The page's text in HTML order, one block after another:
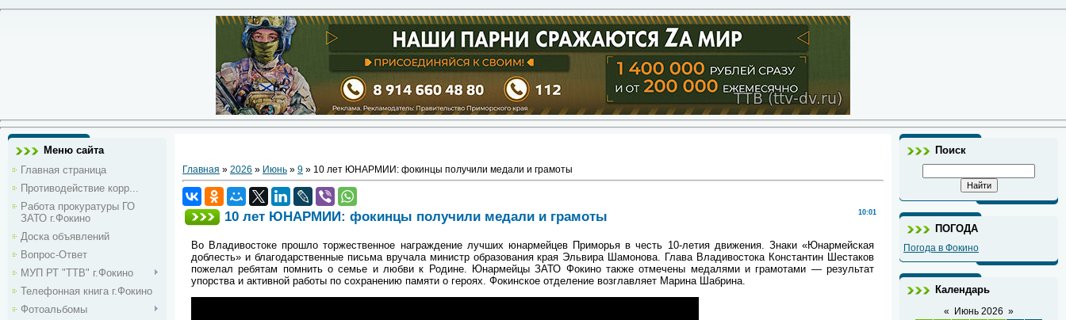
Меню сайта
Главная страница
Противодействие корр...
Работа прокуратуры ГО
ЗАТО г.Фокино
Доска объявлений
Вопрос-Ответ
МУП РТ "ТТВ" г.Фокино
Телефонная книга г.Фокино
Фотоальбомы
Главная » 2026 » Июнь » 9 » 10 лет ЮНАРМИИ: фокинцы получили медали и грамоты
10:01
10 лет ЮНАРМИИ: фокинцы получили медали и грамоты
Во Владивостоке прошло торжественное награждение лучших юнармейцев Приморья в честь 10-летия движения. Знаки «Юнармейская
доблесть» и благодарственные письма вручала министр образования края Эльвира Шамонова. Глава Владивостока Константин Шестаков
пожелал ребятам помнить о семье и любви к Родине. Юнармейцы ЗАТО Фокино также отмечены медалями и грамотами — результат
упорства и активной работы по сохранению памяти о героях. Фокинское отделение возглавляет Марина Шабрина.
Поиск
ПОГОДА
Погода в Фокино
Календарь
« Июнь 2026 »